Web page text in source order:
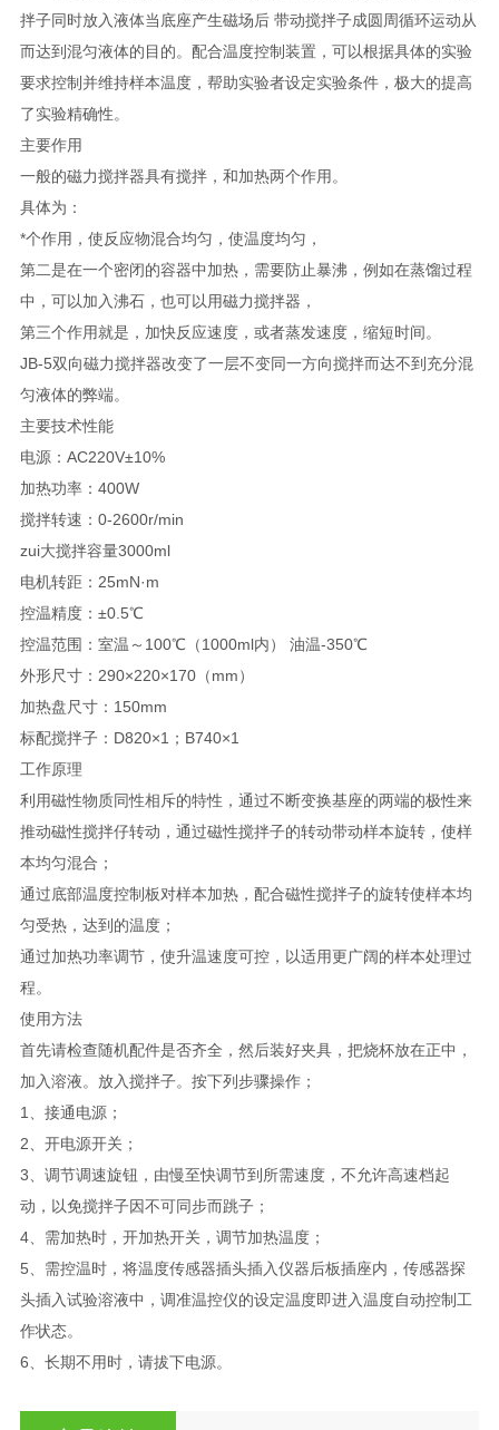
拌子同时放入液体当底座产生磁场后 带动搅拌子成圆周循环运动从
而达到混匀液体的目的。配合温度控制装置，可以根据具体的实验
要求控制并维持样本温度，帮助实验者设定实验条件，极大的提高
了实验精确性。
主要作用
一般的磁力搅拌器具有搅拌，和加热两个作用。
具体为：
*个作用，使反应物混合均匀，使温度均匀，
第二是在一个密闭的容器中加热，需要防止暴沸，例如在蒸馏过程
中，可以加入沸石，也可以用磁力搅拌器，
第三个作用就是，加快反应速度，或者蒸发速度，缩短时间。
JB-5双向磁力搅拌器改变了一层不变同一方向搅拌而达不到充分混
匀液体的弊端。
主要技术性能
电源：AC220V±10%
加热功率：400W
搅拌转速：0-2600r/min
zui大搅拌容量3000ml
电机转距：25mN·m
控温精度：±0.5℃
控温范围：室温～100℃（1000ml内） 油温-350℃
外形尺寸：290×220×170（mm）
加热盘尺寸：150mm
标配搅拌子：D820×1；B740×1
工作原理
利用磁性物质同性相斥的特性，通过不断变换基座的两端的极性来
推动磁性搅拌仔转动，通过磁性搅拌子的转动带动样本旋转，使样
本均匀混合；
通过底部温度控制板对样本加热，配合磁性搅拌子的旋转使样本均
匀受热，达到的温度；
通过加热功率调节，使升温速度可控，以适用更广阔的样本处理过
程。
使用方法
首先请检查随机配件是否齐全，然后装好夹具，把烧杯放在正中，
加入溶液。放入搅拌子。按下列步骤操作；
1、接通电源；
2、开电源开关；
3、调节调速旋钮，由慢至快调节到所需速度，不允许高速档起
动，以免搅拌子因不可同步而跳子；
4、需加热时，开加热开关，调节加热温度；
5、需控温时，将温度传感器插头插入仪器后板插座内，传感器探
头插入试验溶液中，调准温控仪的设定温度即进入温度自动控制工
作状态。
6、长期不用时，请拔下电源。